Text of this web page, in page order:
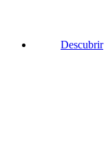
Descubrir